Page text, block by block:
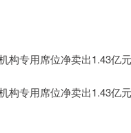
构专用席位净卖出1.43亿元
构专用席位净卖出1.43亿元